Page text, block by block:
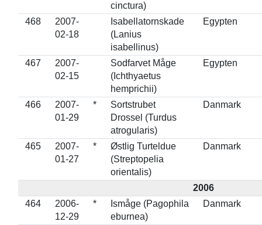
cinctura)
468
2007-
02-18
Isabellatornskade
(Lanius
isabellinus)
Egypten
467
2007-
02-15
Sodfarvet Måge
(Ichthyaetus
hemprichii)
Egypten
466
2007-
01-29
*
Sortstrubet
Drossel (Turdus
atrogularis)
Danmark
465
2007-
01-27
*
Østlig Turteldue
(Streptopelia
orientalis)
Danmark
2006
464
2006-
12-29
*
Ismåge (Pagophila
eburnea)
Danmark